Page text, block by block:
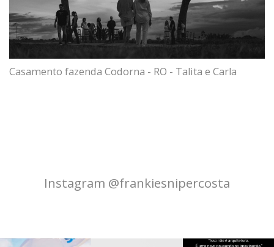
Casamento fazenda Codorna - RO - Talita e Carla
Instagram @frankiesnipercosta